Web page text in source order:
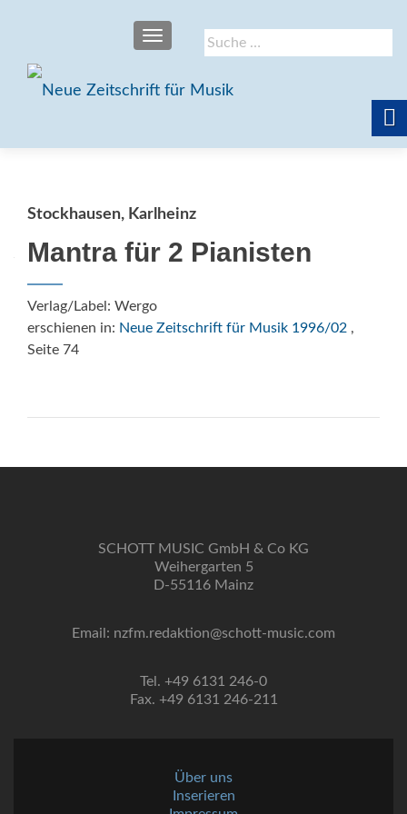
Suche
nach:
SCHALTE NAVIGATION
Stockhausen, Karlheinz
Mantra für 2 Pianisten
Verlag/Label: Wergo
erschienen in: Neue Zeitschrift für Musik 1996/02 ,
Seite 74
SCHOTT MUSIC GmbH & Co KG
Weihergarten 5
D-55116 Mainz
Email: nzfm.redaktion@schott-music.com
Tel. +49 6131 246-0
Fax. +49 6131 246-211
Über uns
Inserieren